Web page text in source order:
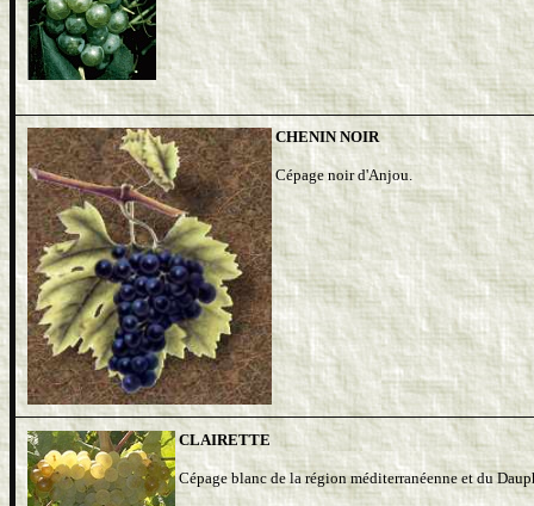
CHENIN NOIR
Cépage noir d'Anjou.
CLAIRETTE
Cépage blanc de la région méditerranéenne et du